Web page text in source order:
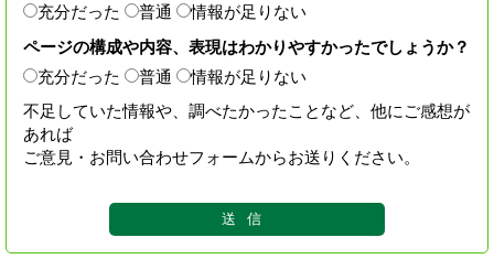
充分だった
普通
情報が足りない
ページの構成や内容、表現はわかりやすかったでしょうか？
充分だった
普通
情報が足りない
不足していた情報や、調べたかったことなど、他にご感想が
あれば
ご意見・お問い合わせフォームからお送りください。